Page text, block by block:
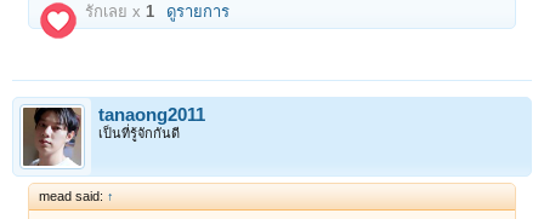
รักเลย x 1 ดูรายการ
tanaong2011
เป็นที่รู้จักกันดี
mead said: ↑